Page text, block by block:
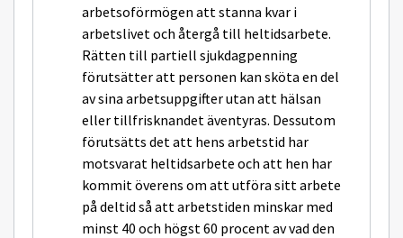
arbetsoförmögen att stanna kvar i
arbetslivet och återgå till heltidsarbete.
Rätten till partiell sjukdagpenning
förutsätter att personen kan sköta en del
av sina arbetsuppgifter utan att hälsan
eller tillfrisknandet äventyras. Dessutom
förutsätts det att hens arbetstid har
motsvarat heltidsarbete och att hen har
kommit överens om att utföra sitt arbete
på deltid så att arbetstiden minskar med
minst 40 och högst 60 procent av vad den